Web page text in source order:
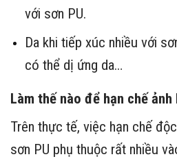
với sơn PU.
Da khi tiếp xúc nhiều với
có thể dị ứng da…
Làm thế nào để hạn chế
Trên thực tế, việc hạn chế
sơn PU phụ thuộc rất nhiều